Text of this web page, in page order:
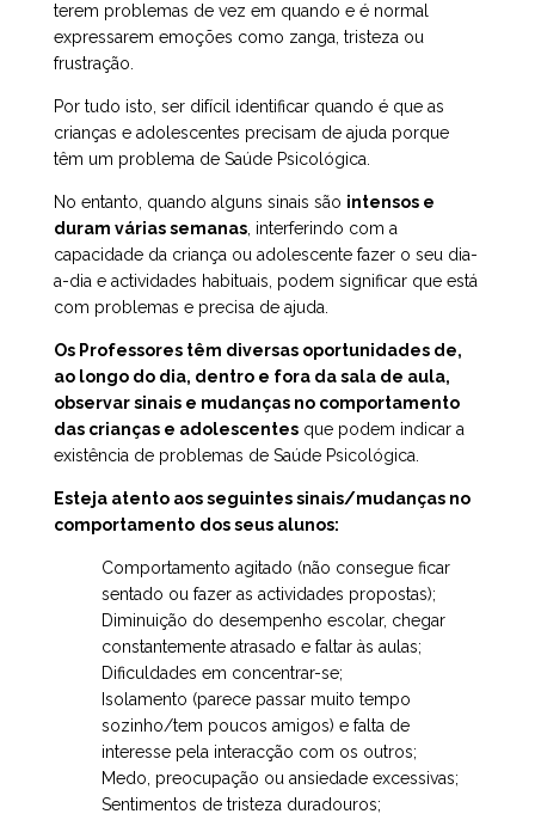
terem problemas de vez em quando e é normal
expressarem emoções como zanga, tristeza ou
frustração.
Por tudo isto, ser difícil identificar quando é que as
crianças e adolescentes precisam de ajuda porque
têm um problema de Saúde Psicológica.
No entanto, quando alguns sinais são intensos e
duram várias semanas , interferindo com a
capacidade da criança ou adolescente fazer o seu dia-
a-dia e actividades habituais, podem significar que está
com problemas e precisa de ajuda.
Os Professores têm diversas oportunidades de,
ao longo do dia, dentro e fora da sala de aula,
observar sinais e mudanças no comportamento
das crianças e adolescentes que podem indicar a
existência de problemas de Saúde Psicológica.
Esteja atento aos seguintes sinais/mudanças no
comportamento dos seus alunos:
Comportamento agitado (não consegue ficar
sentado ou fazer as actividades propostas);
Diminuição do desempenho escolar, chegar
constantemente atrasado e faltar às aulas;
Dificuldades em concentrar-se;
Isolamento (parece passar muito tempo
sozinho/tem poucos amigos) e falta de
interesse pela interacção com os outros;
Medo, preocupação ou ansiedade excessivas;
Sentimentos de tristeza duradouros;